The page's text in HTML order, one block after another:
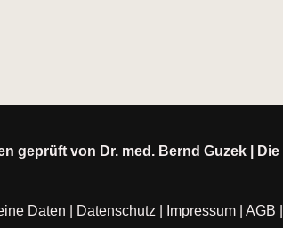
geprüft von Dr. med. Bernd Guzek |
Daten Datenschutz Impressum AGB